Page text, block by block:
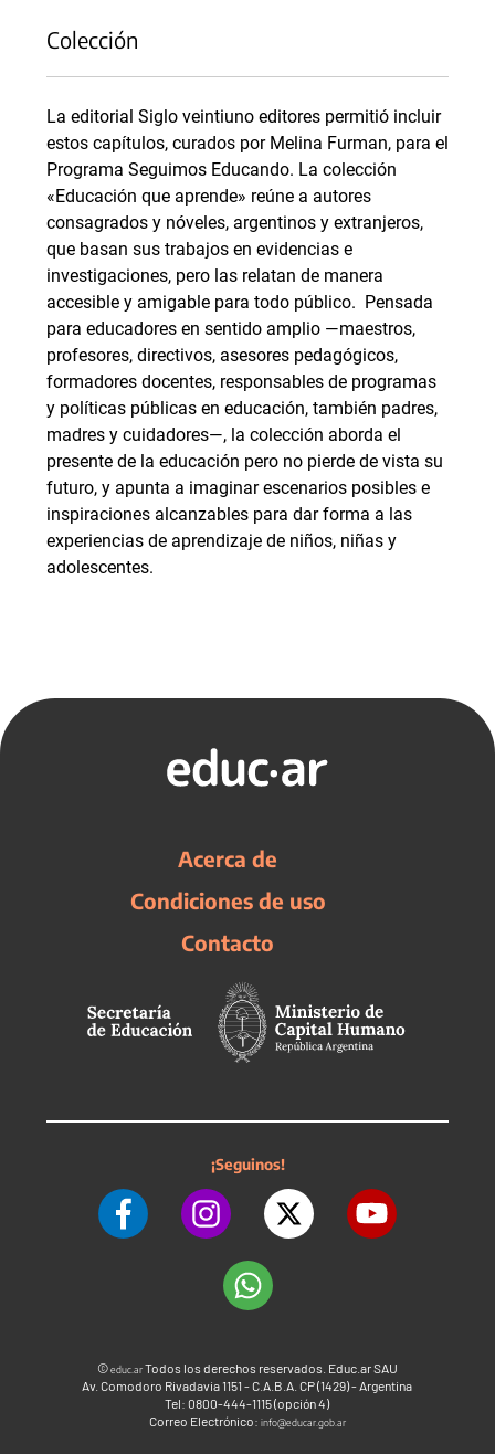
Colección
La editorial Siglo veintiuno editores permitió incluir
estos capítulos, curados por Melina Furman, para el
Programa Seguimos Educando. La colección
«Educación que aprende» reúne a autores
consagrados y nóveles, argentinos y extranjeros,
que basan sus trabajos en evidencias e
investigaciones, pero las relatan de manera
accesible y amigable para todo público. Pensada
para educadores en sentido amplio —maestros,
profesores, directivos, asesores pedagógicos,
formadores docentes, responsables de programas
y políticas públicas en educación, también padres,
madres y cuidadores—, la colección aborda el
presente de la educación pero no pierde de vista su
futuro, y apunta a imaginar escenarios posibles e
inspiraciones alcanzables para dar forma a las
experiencias de aprendizaje de niños, niñas y
adolescentes.
Acerca de
Condiciones de uso
Contacto
¡Seguinos!
©educ.arTodos los derechos reservados. Educ.ar SAU
Av. Comodoro Rivadavia 1151 - C.A.B.A. CP (1429) - Argentina
Tel: 0800-444-1115 (opción 4)
Correo Electrónico: info@educar.gob.ar